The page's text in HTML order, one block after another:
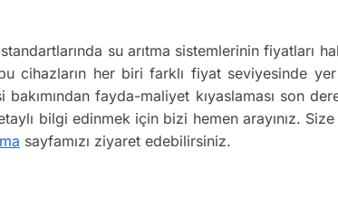
su arıtma sistemlerinin fiyatları
cihazların her biri farklı fiyat seviyesinde
fayda-maliyet kıyaslaması son
bilgi edinmek için bizi hemen arayınız.
sayfamızı ziyaret edebilirsiniz.